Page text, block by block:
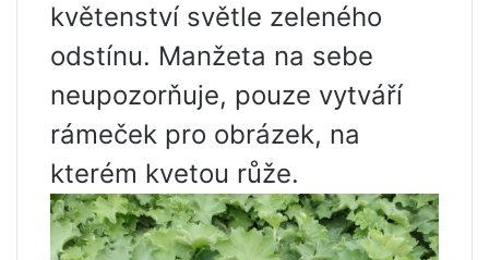
květenství světle zeleného
odstínu. Manžeta na sebe
neupozorňuje, pouze vytváří
rámeček pro obrázek, na
kterém kvetou růže.